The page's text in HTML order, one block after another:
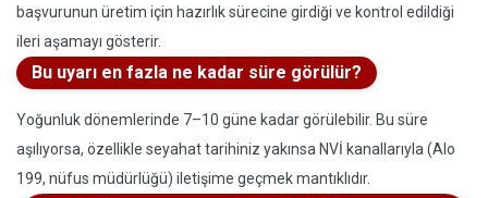
başvurunun üretim için hazırlık sürecine girdiği ve kontrol edildiği
ileri aşamayı gösterir.
Bu uyarı en fazla ne kadar süre görülür?
Yoğunluk dönemlerinde 7–10 güne kadar görülebilir. Bu süre
aşılıyorsa, özellikle seyahat tarihiniz yakınsa NVİ kanallarıyla (Alo
199, nüfus müdürlüğü) iletişime geçmek mantıklıdır.